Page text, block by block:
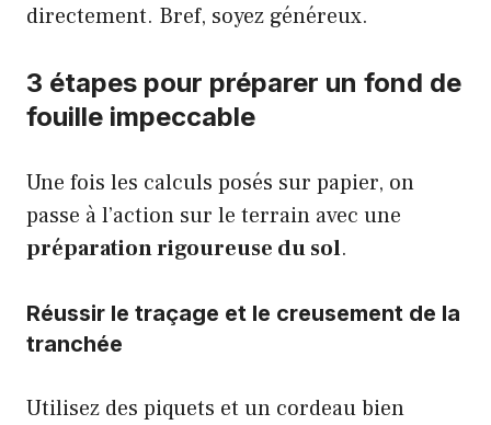
directement. Bref, soyez généreux.
3 étapes pour préparer un fond de
fouille impeccable
Une fois les calculs posés sur papier, on
passe à l’action sur le terrain avec une
préparation rigoureuse du sol.
Réussir le traçage et le creusement de la
tranchée
Utilisez des piquets et un cordeau bien